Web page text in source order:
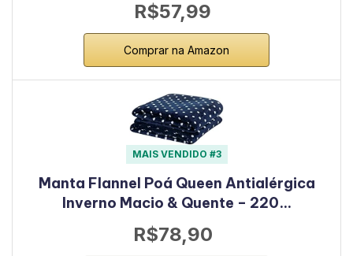
R$57,99
Comprar na Amazon
MAIS VENDIDO #3
Manta Flannel Poá Queen Antialérgica
Inverno Macio & Quente – 220…
R$78,90